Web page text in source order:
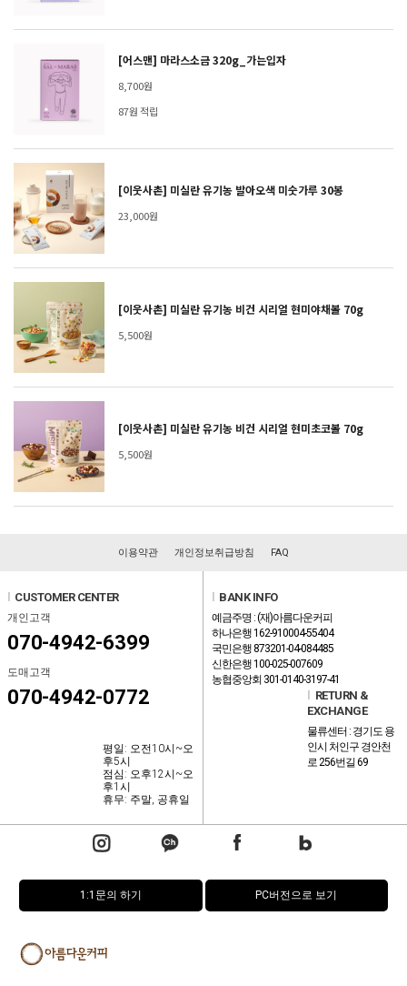
[어스맨] 마라스소금 320g_가는입자
8,700원
87원 적립
[이웃사촌] 미실란 유기농 발아오색 미숫가루 30봉
23,000원
[이웃사촌] 미실란 유기농 비건 시리얼 현미야채볼 70g
5,500원
[이웃사촌] 미실란 유기농 비건 시리얼 현미초코볼 70g
5,500원
이용약관 개인정보취급방침 FAQ
CUSTOMER CENTER
개인고객
070-4942-6399
도매고객
070-4942-0772
평일: 오전10시~오
후5시
점심: 오후12시~오
후1시
휴무: 주말, 공휴일
BANK INFO
예금주명 : (재)아름다운커피
하나은행 162-910004-55404
국민은행 873201-04-084485
신한은행 100-025-007609
농협중앙회 301-0140-3197-41
RETURN &
EXCHANGE
물류센터 : 경기도 용
인시 처인구 경안천
로 256번길 69
1:1문의 하기 PC버전으로 보기